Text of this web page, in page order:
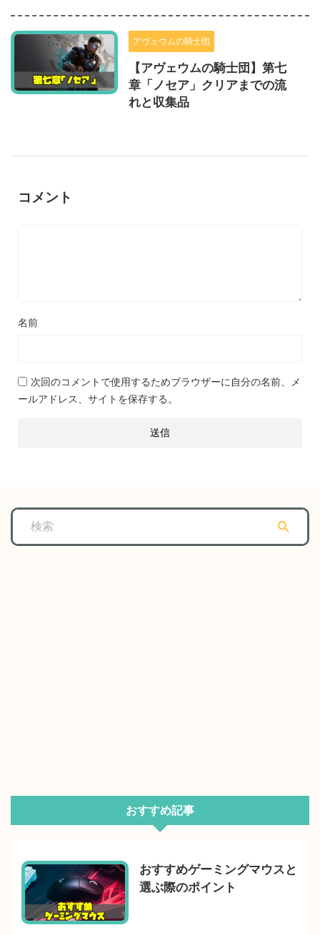
アヴェウムの騎士団
【アヴェウムの騎士団】第七
章「ノセア」クリアまでの流
れと収集品
コメント
名前
次回のコメントで使用するためブラウザーに自分の名前、メ
ールアドレス、サイトを保存する。
おすすめ記事
おすすめゲーミングマウスと
選ぶ際のポイント